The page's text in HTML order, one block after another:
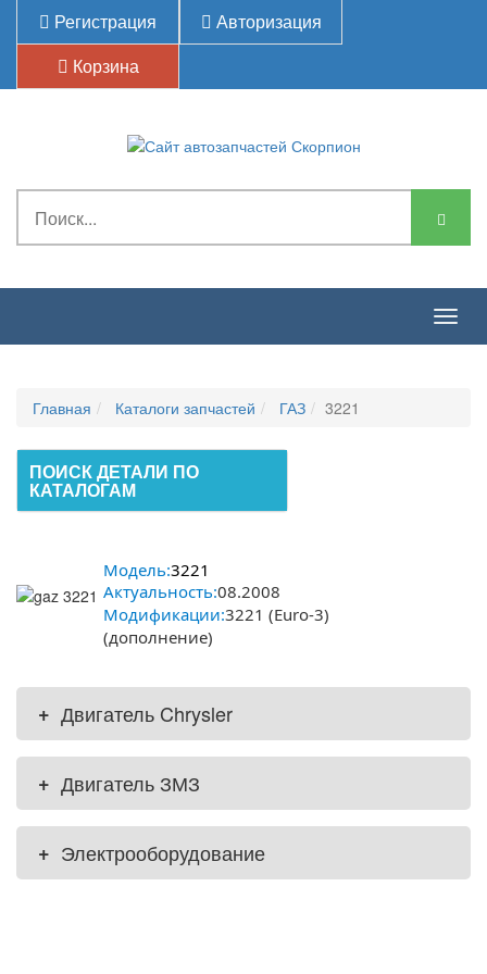
Регистрация
Авторизация
Корзина
Главная Каталоги запчастей ГАЗ 3221
ПОИСК ДЕТАЛИ ПО
КАТАЛОГАМ
Модель:3221
Актуальность:08.2008
Модификации:3221 (Euro-3)
(дополнение)
+ Двигатель Chrysler
+ Двигатель ЗМЗ
+ Электрооборудование